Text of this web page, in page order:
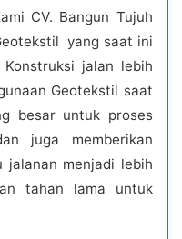
CV. Bangun Tujuh
yang saat ini
jalan lebih
Geotekstil saat
besar untuk proses
juga memberikan
jalanan menjadi lebih
tahan lama untuk